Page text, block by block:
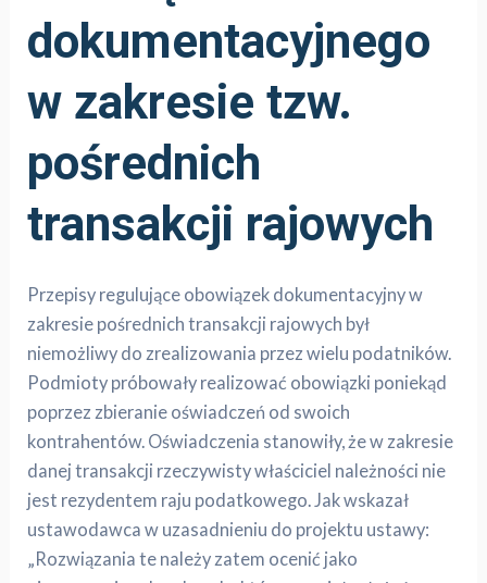
dokumentacyjnego
w zakresie tzw.
pośrednich
transakcji rajowych
Przepisy regulujące obowiązek dokumentacyjny w
zakresie pośrednich transakcji rajowych był
niemożliwy do zrealizowania przez wielu podatników.
Podmioty próbowały realizować obowiązki poniekąd
poprzez zbieranie oświadczeń od swoich
kontrahentów. Oświadczenia stanowiły, że w zakresie
danej transakcji rzeczywisty właściciel należności nie
jest rezydentem raju podatkowego. Jak wskazał
ustawodawca w uzasadnieniu do projektu ustawy:
„Rozwiązania te należy zatem ocenić jako